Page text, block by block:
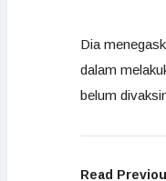
Dia
dalam
belum
Read